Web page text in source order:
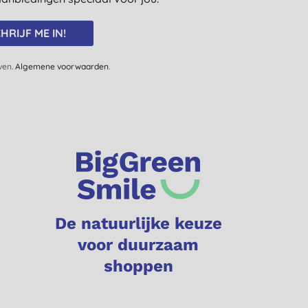
ME IN!
Algemene voorwaarden.
De natuurlijke keuze
voor duurzaam
shoppen